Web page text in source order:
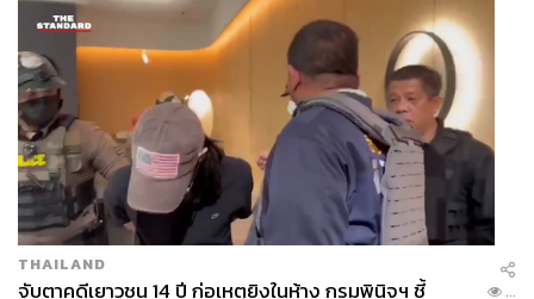
THAILAND
จับตาคดีเยาวชน 14 ปี ก่อเหตุยิงในห้าง กรมพินิจฯ ชี้
...